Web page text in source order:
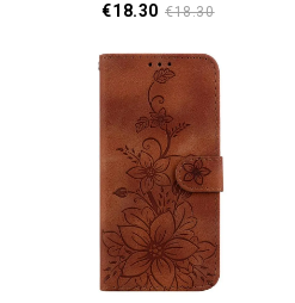
€18.30 €18.30